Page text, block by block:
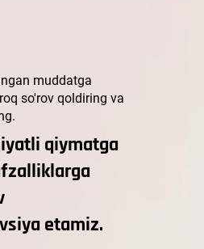
muddatga
so'rov qoldiring va
qiymatga
etamiz.